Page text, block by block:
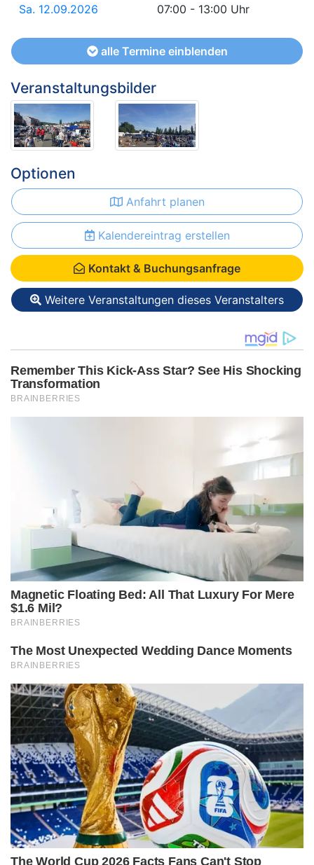
Sa. 12.09.2026 07:00 - 13:00 Uhr
alle Termine einblenden
Veranstaltungsbilder
Optionen
Anfahrt planen
Kalendereintrag erstellen
Kontakt & Buchungsanfrage
Weitere Veranstaltungen dieses Veranstalters